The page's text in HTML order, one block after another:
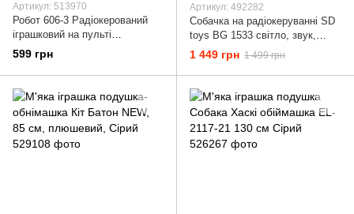
Артикул: 513970
Робот 606-3 Радіокерований
іграшковий на пульті
танцюючий
599 грн
Артикул: 492282
Собачка на радіокеруванні SD
toys BG 1533 світло, звук,
сенсор, біло-сірий
1 449 грн 1 499 грн